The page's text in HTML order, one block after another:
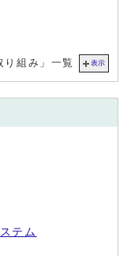
り組み」一覧 表示
テム